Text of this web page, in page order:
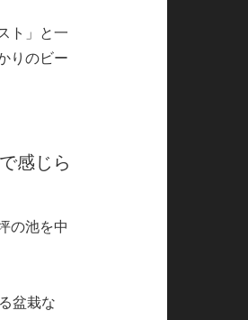
ト」と一
りのビー
感じら
の池を中
盆栽な